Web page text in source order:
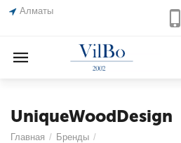
Алматы
UniqueWoodDesign
Главная / Бренды /